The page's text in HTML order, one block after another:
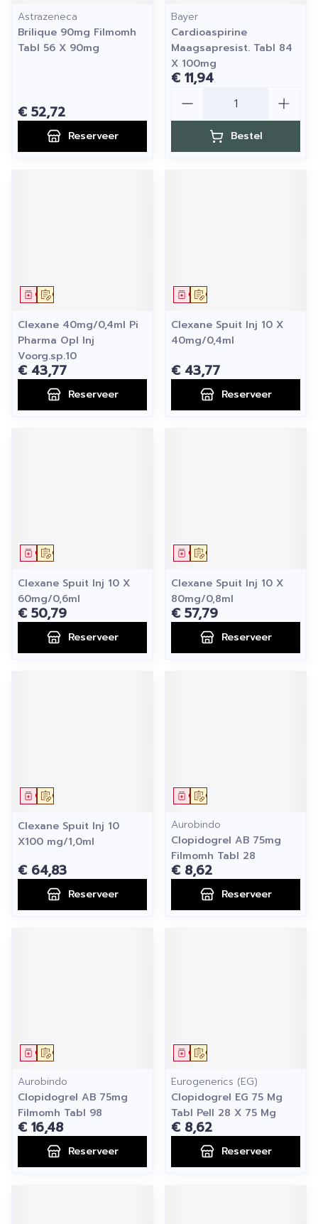
Astrazeneca
Brilique 90mg Filmomh
Tabl 56 X 90mg
€ 52,72
Reserveer
Bayer
Cardioaspirine
Maagsapresist. Tabl 84
X 100mg
€ 11,94
Bestel
Op voorschrift
Geneesmiddel
Clexane 40mg/0,4ml Pi
Pharma Opl Inj
Voorg.sp.10
€ 43,77
Reserveer
Op voorschrift
Geneesmiddel
Clexane Spuit Inj 10 X
40mg/0,4ml
€ 43,77
Reserveer
Op voorschrift
Geneesmiddel
Clexane Spuit Inj 10 X
60mg/0,6ml
€ 50,79
Reserveer
Op voorschrift
Geneesmiddel
Clexane Spuit Inj 10 X
80mg/0,8ml
€ 57,79
Reserveer
Op voorschrift
Geneesmiddel
Clexane Spuit Inj 10
X100 mg/1,0ml
€ 64,83
Reserveer
Op voorschrift
Geneesmiddel
Aurobindo
Clopidogrel AB 75mg
Filmomh Tabl 28
€ 8,62
Reserveer
Op voorschrift
Geneesmiddel
Aurobindo
Clopidogrel AB 75mg
Filmomh Tabl 98
€ 16,48
Reserveer
Op voorschrift
Geneesmiddel
Eurogenerics (EG)
Clopidogrel EG 75 Mg
Tabl Pell 28 X 75 Mg
€ 8,62
Reserveer